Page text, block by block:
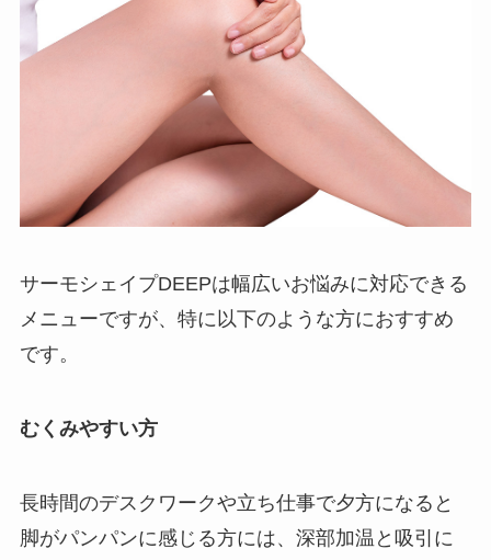
サーモシェイプDEEPは幅広いお悩みに対応できる
メニューですが、特に以下のような方におすすめ
です。
むくみやすい方
長時間のデスクワークや立ち仕事で夕方になると
脚がパンパンに感じる方には、深部加温と吸引に